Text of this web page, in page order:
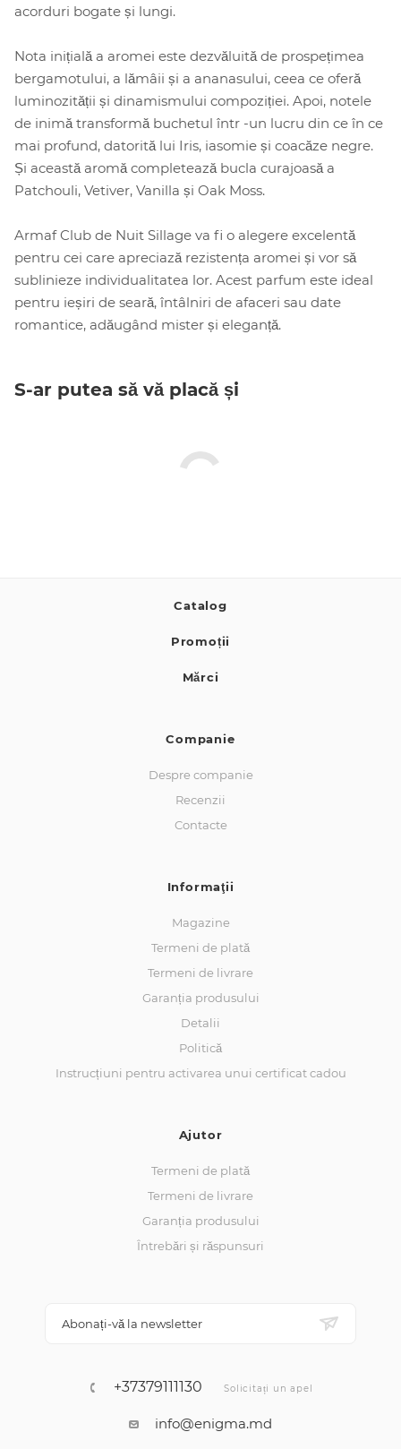
acorduri bogate și lungi.
Nota inițială a aromei este dezvăluită de prospețimea
bergamotului, a lămâii și a ananasului, ceea ce oferă
luminozității și dinamismului compoziției. Apoi, notele
de inimă transformă buchetul într -un lucru din ce în ce
mai profund, datorită lui Iris, iasomie și coacăze negre.
Și această aromă completează bucla curajoasă a
Patchouli, Vetiver, Vanilla și Oak Moss.
Armaf Club de Nuit Sillage va fi o alegere excelentă
pentru cei care apreciază rezistența aromei și vor să
sublinieze individualitatea lor. Acest parfum este ideal
pentru ieșiri de seară, întâlniri de afaceri sau date
romantice, adăugând mister și eleganță.
S-ar putea să vă placă și
Catalog
Promoții
Mărci
Companie
Despre companie
Recenzii
Contacte
Informaţii
Magazine
Termeni de plată
Termeni de livrare
Garanția produsului
Detalii
Politică
Instrucțiuni pentru activarea unui certificat cadou
Ajutor
Termeni de plată
Termeni de livrare
Garanția produsului
Întrebări și răspunsuri
Abonați-vă la newsletter
+37379111130 Solicitați un apel
info@enigma.md